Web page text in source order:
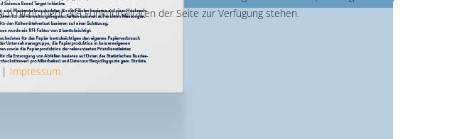
nicht mehr alle Funktionalitäten der Seite zur Verfügung stehen.
| Impressum